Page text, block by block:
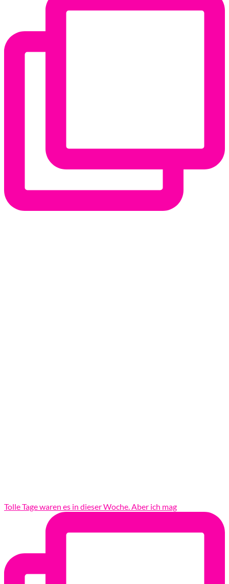
Tolle Tage waren es in dieser Woche. Aber ich mag